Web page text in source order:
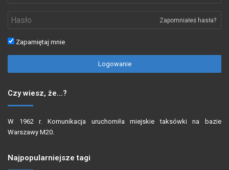
Zapomniałeś hasła?
Zapamiętaj mnie
Logowanie
Czy wiesz, że…?
W 1962 r. Komunikacja uruchomiła miejskie taksówki na bazie
Warszawy M20.
Najpopularniejsze tagi